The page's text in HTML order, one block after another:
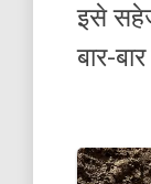
इसे
बार-